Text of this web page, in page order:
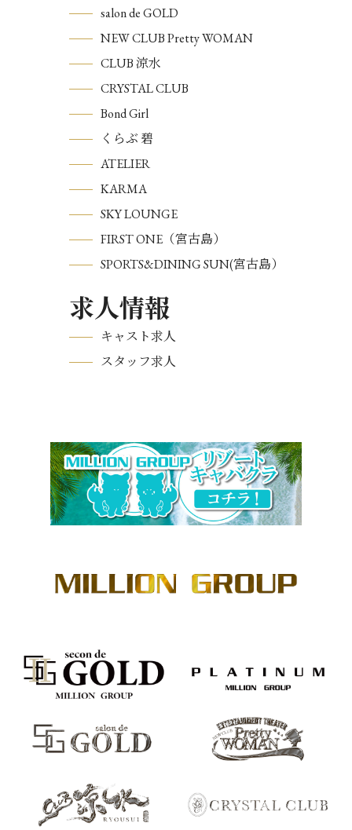
salon de GOLD
NEW CLUB Pretty WOMAN
CLUB 涼水
CRYSTAL CLUB
Bond Girl
くらぶ 碧
ATELIER
KARMA
SKY LOUNGE
FIRST ONE（宮古島）
SPORTS&DINING SUN(宮古島）
求人情報
キャスト求人
スタッフ求人